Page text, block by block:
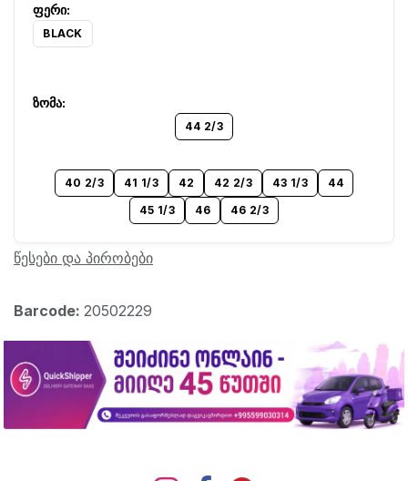
BLACK
44 2/3
40 2/3 41 1/3 42 42 2/3 43 1/3
44
45 1/3
46 46 2/3
წესები და პირობები
Barcode: 20502229